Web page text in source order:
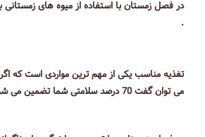
در فصل زمستان با استفاده از میوه های زمستانی
.
تغذیه مناسب یکی از مهم ترین مواردی است که
می توان گفت 70 درصد سلامتی شما تضمین می شود.